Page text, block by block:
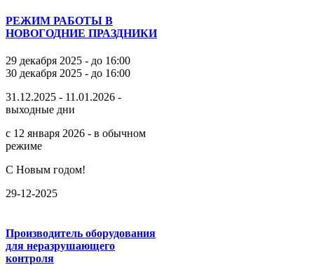
РЕЖИМ РАБОТЫ В
НОВОГОДНИЕ ПРАЗДНИКИ
29 декабря 2025 - до 16:00
30 декабря 2025 - до 16:00
31.12.2025 - 11.01.2026 -
выходные дни
с 12 января 2026 - в обычном
режиме
С Новым годом!
29-12-2025
Производитель оборудования
для неразрушающего
контроля